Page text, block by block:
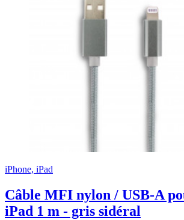
iPhone, iPad
Câble MFI nylon / USB-A
iPad 1 m - gris sidéral